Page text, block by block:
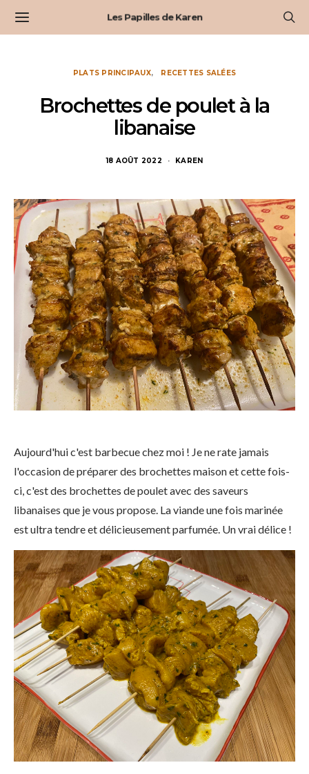
Les Papilles de Karen
PLATS PRINCIPAUX RECETTES SALÉES
Brochettes de poulet à la
libanaise
18 AOÛT 2022 KAREN
Aujourd'hui c'est barbecue chez moi ! Je ne rate jamais
l'occasion de préparer des brochettes maison et cette fois-
ci, c'est des brochettes de poulet avec des saveurs
libanaises que je vous propose. La viande une fois marinée
est ultra tendre et délicieusement parfumée. Un vrai délice !